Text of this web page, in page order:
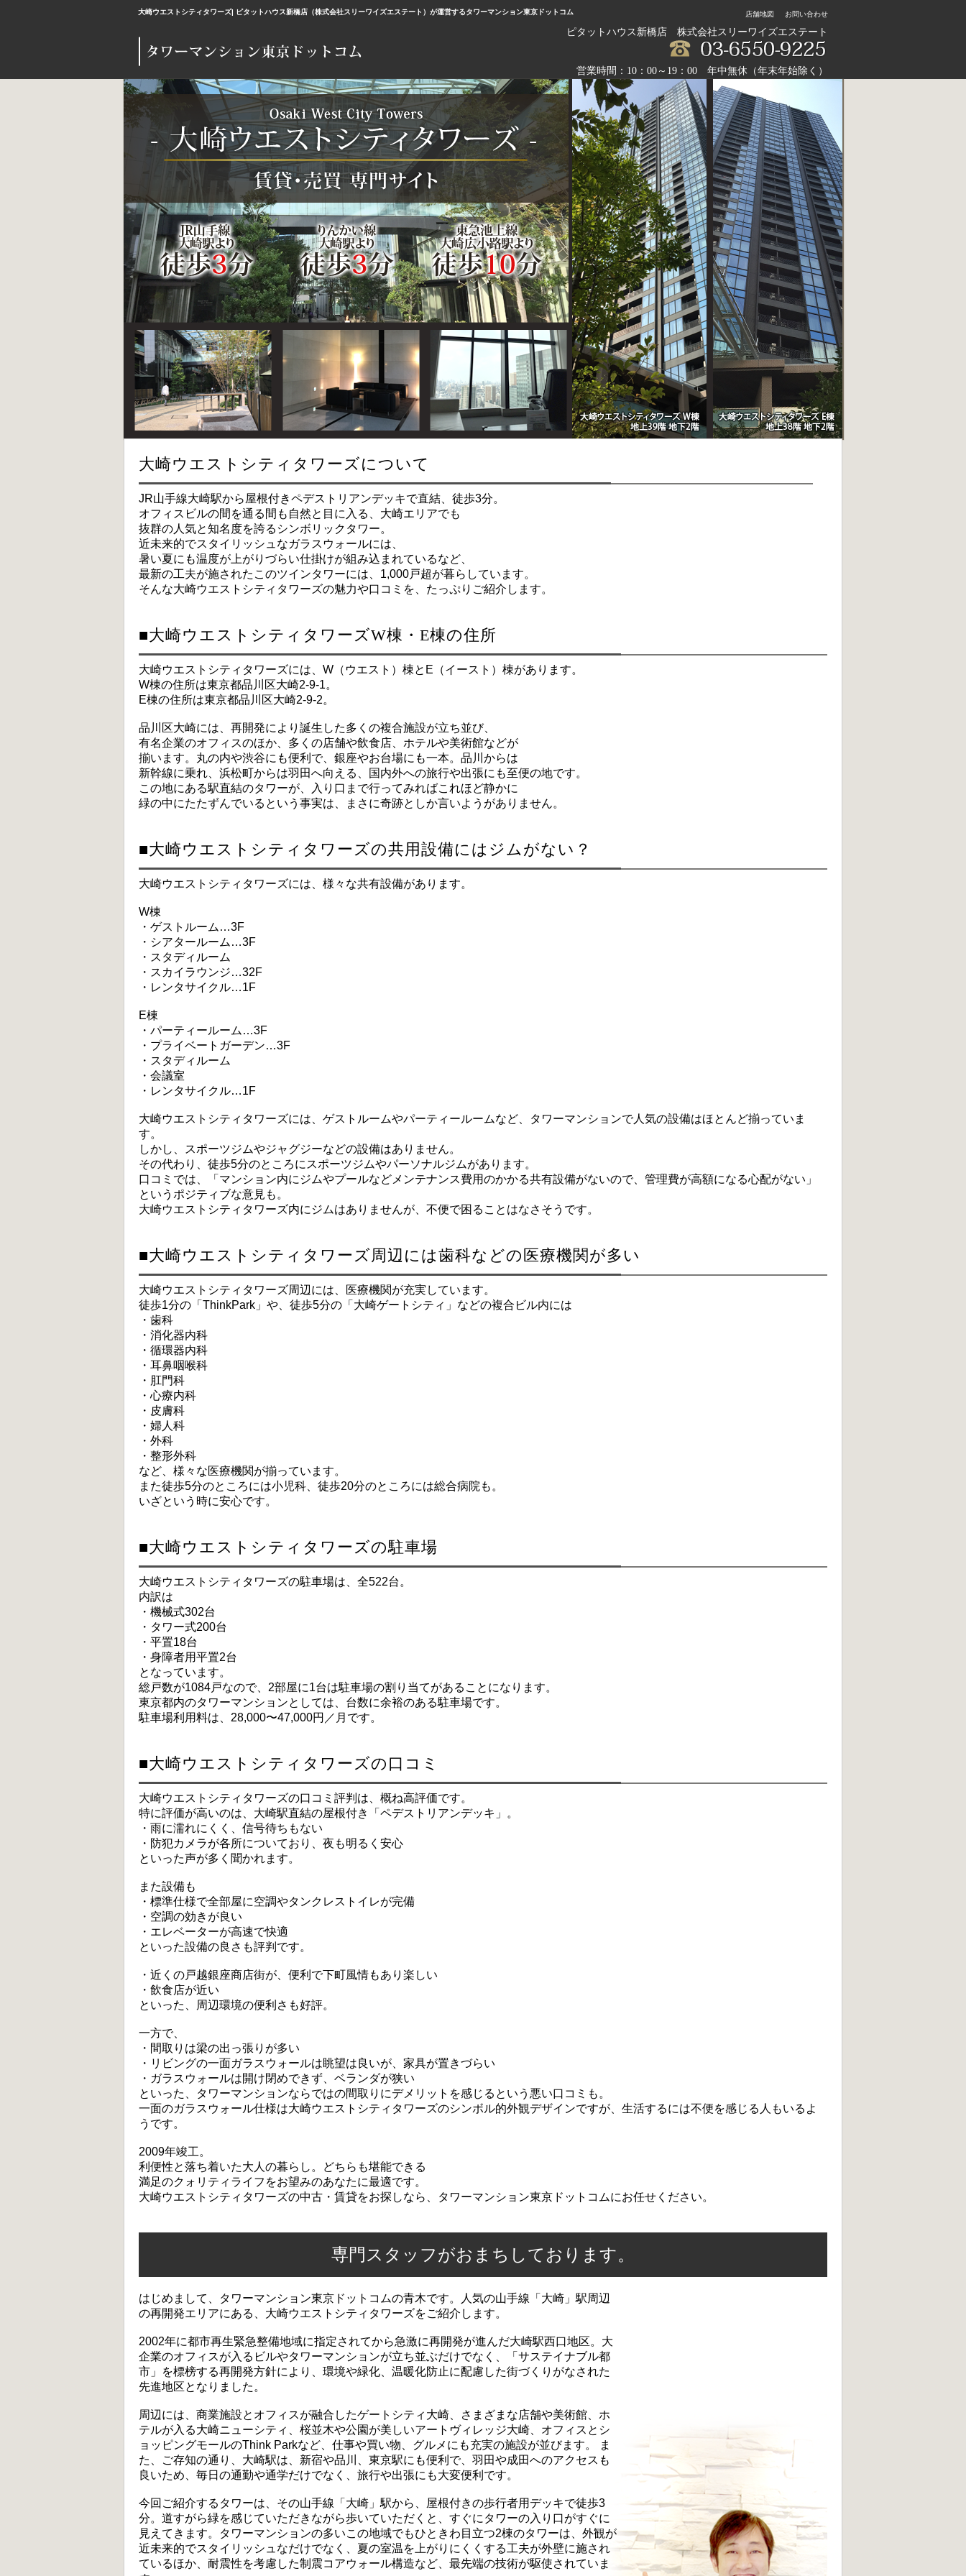
大崎ウエストシティタワーズ| ピタットハウス新橋店（株式会社スリーワイズエステート）が運営するタワーマンション東京ドットコム 店舗地図 お問い合わせ
ピタットハウス新橋店 株式会社スリーワイズエステート
営業時間：10：00～19：00 年中無休（年末年始除く）
大崎ウエストシティタワーズについて
JR山手線大崎駅から屋根付きペデストリアンデッキで直結、徒歩3分。
オフィスビルの間を通る間も自然と目に入る、大崎エリアでも
抜群の人気と知名度を誇るシンボリックタワー。
近未来的でスタイリッシュなガラスウォールには、
暑い夏にも温度が上がりづらい仕掛けが組み込まれているなど、
最新の工夫が施されたこのツインタワーには、1,000戸超が暮らしています。
そんな大崎ウエストシティタワーズの魅力や口コミを、たっぷりご紹介します。
■大崎ウエストシティタワーズW棟・E棟の住所
大崎ウエストシティタワーズには、W（ウエスト）棟とE（イースト）棟があります。
W棟の住所は東京都品川区大崎2-9-1。
E棟の住所は東京都品川区大崎2-9-2。
品川区大崎には、再開発により誕生した多くの複合施設が立ち並び、
有名企業のオフィスのほか、多くの店舗や飲食店、ホテルや美術館などが
揃います。丸の内や渋谷にも便利で、銀座やお台場にも一本。品川からは
新幹線に乗れ、浜松町からは羽田へ向える、国内外への旅行や出張にも至便の地です。
この地にある駅直結のタワーが、入り口まで行ってみればこれほど静かに
緑の中にたたずんでいるという事実は、まさに奇跡としか言いようがありません。
■大崎ウエストシティタワーズの共用設備にはジムがない？
大崎ウエストシティタワーズには、様々な共有設備があります。
W棟
・ゲストルーム…3F
・シアタールーム…3F
・スタディルーム
・スカイラウンジ…32F
・レンタサイクル…1F
E棟
・パーティールーム…3F
・プライベートガーデン…3F
・スタディルーム
・会議室
・レンタサイクル…1F
大崎ウエストシティタワーズには、ゲストルームやパーティールームなど、タワーマンションで人気の設備はほとんど揃っていま
す。
しかし、スポーツジムやジャグジーなどの設備はありません。
その代わり、徒歩5分のところにスポーツジムやパーソナルジムがあります。
口コミでは、「マンション内にジムやプールなどメンテナンス費用のかかる共有設備がないので、管理費が高額になる心配がない」
というポジティブな意見も。
大崎ウエストシティタワーズ内にジムはありませんが、不便で困ることはなさそうです。
■大崎ウエストシティタワーズ周辺には歯科などの医療機関が多い
大崎ウエストシティタワーズ周辺には、医療機関が充実しています。
徒歩1分の「ThinkPark」や、徒歩5分の「大崎ゲートシティ」などの複合ビル内には
・歯科
・消化器内科
・循環器内科
・耳鼻咽喉科
・肛門科
・心療内科
・皮膚科
・婦人科
・外科
・整形外科
など、様々な医療機関が揃っています。
また徒歩5分のところには小児科、徒歩20分のところには総合病院も。
いざという時に安心です。
■大崎ウエストシティタワーズの駐車場
大崎ウエストシティタワーズの駐車場は、全522台。
内訳は
・機械式302台
・タワー式200台
・平置18台
・身障者用平置2台
となっています。
総戸数が1084戸なので、2部屋に1台は駐車場の割り当てがあることになります。
東京都内のタワーマンションとしては、台数に余裕のある駐車場です。
駐車場利用料は、28,000〜47,000円／月です。
■大崎ウエストシティタワーズの口コミ
大崎ウエストシティタワーズの口コミ評判は、概ね高評価です。
特に評価が高いのは、大崎駅直結の屋根付き「ペデストリアンデッキ」。
・雨に濡れにくく、信号待ちもない
・防犯カメラが各所についており、夜も明るく安心
といった声が多く聞かれます。
また設備も
・標準仕様で全部屋に空調やタンクレストイレが完備
・空調の効きが良い
・エレベーターが高速で快適
といった設備の良さも評判です。
・近くの戸越銀座商店街が、便利で下町風情もあり楽しい
・飲食店が近い
といった、周辺環境の便利さも好評。
一方で、
・間取りは梁の出っ張りが多い
・リビングの一面ガラスウォールは眺望は良いが、家具が置きづらい
・ガラスウォールは開け閉めできず、ベランダが狭い
といった、タワーマンションならではの間取りにデメリットを感じるという悪い口コミも。
一面のガラスウォール仕様は大崎ウエストシティタワーズのシンボル的外観デザインですが、生活するには不便を感じる人もいるよ
うです。
2009年竣工。
利便性と落ち着いた大人の暮らし。どちらも堪能できる
満足のクォリティライフをお望みのあなたに最適です。
大崎ウエストシティタワーズの中古・賃貸をお探しなら、タワーマンション東京ドットコムにお任せください。
専門スタッフがおまちしております。
はじめまして、タワーマンション東京ドットコムの青木です。人気の山手線「大崎」駅周辺
の再開発エリアにある、大崎ウエストシティタワーズをご紹介します。
2002年に都市再生緊急整備地域に指定されてから急激に再開発が進んだ大崎駅西口地区。大
企業のオフィスが入るビルやタワーマンションが立ち並ぶだけでなく、「サステイナブル都
市」を標榜する再開発方針により、環境や緑化、温暖化防止に配慮した街づくりがなされた
先進地区となりました。
周辺には、商業施設とオフィスが融合したゲートシティ大崎、さまざまな店舗や美術館、ホ
テルが入る大崎ニューシティ、桜並木や公園が美しいアートヴィレッジ大崎、オフィスとシ
ョッピングモールのThink Parkなど、仕事や買い物、グルメにも充実の施設が並びます。 ま
た、ご存知の通り、大崎駅は、新宿や品川、東京駅にも便利で、羽田や成田へのアクセスも
良いため、毎日の通勤や通学だけでなく、旅行や出張にも大変便利です。
今回ご紹介するタワーは、その山手線「大崎」駅から、屋根付きの歩行者用デッキで徒歩3
分。道すがら緑を感じていただきながら歩いていただくと、すぐにタワーの入り口がすぐに
見えてきます。タワーマンションの多いこの地域でもひときわ目立つ2棟のタワーは、外観が
近未来的でスタイリッシュなだけでなく、夏の室温を上がりにくくする工夫が外壁に施され
ているほか、耐震性を考慮した制震コアウォール構造など、最先端の技術が駆使されていま